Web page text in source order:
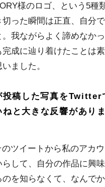
様のロゴ、という5種
切った瞬間は正直、自分
我ながらよく諦めなか
成に辿り着けたことは
ました。
稿した写真をTwitter
と大きな反響がありま
のツイートから私のアカ
して、自分の作品に興
を知らなくて、なんで